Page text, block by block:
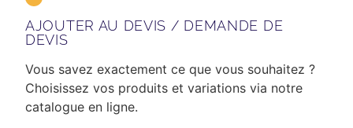
AJOUTER AU DEVIS / DEMANDE DE
DEVIS
Vous savez exactement ce que vous souhaitez ?
Choisissez vos produits et variations via notre
catalogue en ligne.